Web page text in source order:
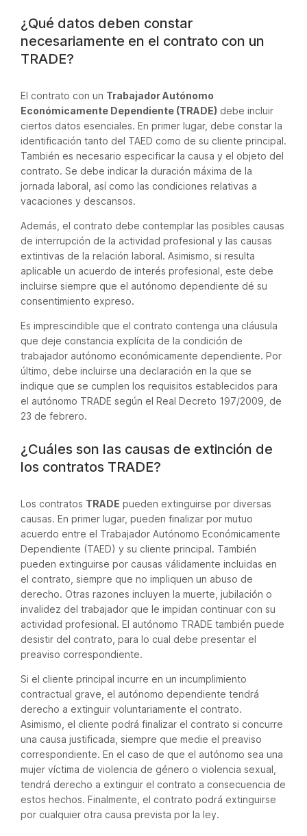
¿Qué datos deben constar
necesariamente en el contrato con un
TRADE?
El contrato con un Trabajador Autónomo
Económicamente Dependiente (TRADE) debe incluir
ciertos datos esenciales. En primer lugar, debe constar la
identificación tanto del TAED como de su cliente principal.
También es necesario especificar la causa y el objeto del
contrato. Se debe indicar la duración máxima de la
jornada laboral, así como las condiciones relativas a
vacaciones y descansos.
Además, el contrato debe contemplar las posibles causas
de interrupción de la actividad profesional y las causas
extintivas de la relación laboral. Asimismo, si resulta
aplicable un acuerdo de interés profesional, este debe
incluirse siempre que el autónomo dependiente dé su
consentimiento expreso.
Es imprescindible que el contrato contenga una cláusula
que deje constancia explícita de la condición de
trabajador autónomo económicamente dependiente. Por
último, debe incluirse una declaración en la que se
indique que se cumplen los requisitos establecidos para
el autónomo TRADE según el Real Decreto 197/2009, de
23 de febrero.
¿Cuáles son las causas de extinción de
los contratos TRADE?
Los contratos TRADE pueden extinguirse por diversas
causas. En primer lugar, pueden finalizar por mutuo
acuerdo entre el Trabajador Autónomo Económicamente
Dependiente (TAED) y su cliente principal. También
pueden extinguirse por causas válidamente incluidas en
el contrato, siempre que no impliquen un abuso de
derecho. Otras razones incluyen la muerte, jubilación o
invalidez del trabajador que le impidan continuar con su
actividad profesional. El autónomo TRADE también puede
desistir del contrato, para lo cual debe presentar el
preaviso correspondiente.
Si el cliente principal incurre en un incumplimiento
contractual grave, el autónomo dependiente tendrá
derecho a extinguir voluntariamente el contrato.
Asimismo, el cliente podrá finalizar el contrato si concurre
una causa justificada, siempre que medie el preaviso
correspondiente. En el caso de que el autónomo sea una
mujer víctima de violencia de género o violencia sexual,
tendrá derecho a extinguir el contrato a consecuencia de
estos hechos. Finalmente, el contrato podrá extinguirse
por cualquier otra causa prevista por la ley.